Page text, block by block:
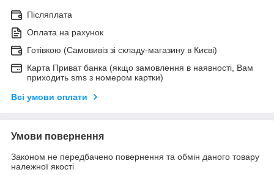
Післяплата
Оплата на рахунок
Готівкою (Самовивіз зі складу-магазину в Києві)
Карта Приват банка (якщо замовлення в наявності, Вам
приходить sms з номером картки)
Всі умови оплати
Умови повернення
Законом не передбачено повернення та обмін даного товару
належної якості